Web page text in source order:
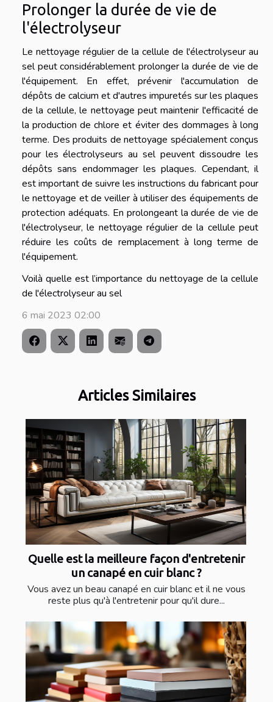
Articles Similaires
Quelle est la meilleure façon d'entretenir
un canapé en cuir blanc ?
Vous avez un beau canapé en cuir blanc et il ne vous
reste plus qu'à l'entretenir pour qu'il dure...
Prolonger la durée de vie de
l'électrolyseur
Le nettoyage régulier de la cellule de l'électrolyseur au
sel peut considérablement prolonger la durée de vie de
l'équipement. En effet, prévenir l'accumulation de
dépôts de calcium et d'autres impuretés sur les plaques
de la cellule, le nettoyage peut maintenir l'efficacité de
la production de chlore et éviter des dommages à long
terme. Des produits de nettoyage spécialement conçus
pour les électrolyseurs au sel peuvent dissoudre les
dépôts sans endommager les plaques. Cependant, il
est important de suivre les instructions du fabricant pour
le nettoyage et de veiller à utiliser des équipements de
protection adéquats. En prolongeant la durée de vie de
l'électrolyseur, le nettoyage régulier de la cellule peut
réduire les coûts de remplacement à long terme de
l'équipement.
Voilà quelle est l’importance du nettoyage de la cellule
de l'électrolyseur au sel
6 mai 2023 02:00